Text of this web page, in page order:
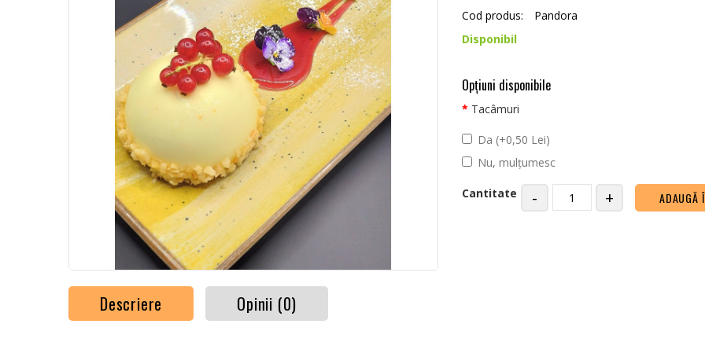
Cod produs:
Pandora
Disponibil
Opţiuni disponibile
Tacâmuri
Da (+0,50 Lei)
Nu, mulțumesc
Cantitate - + ADAUGĂ
Descriere Opinii (0)